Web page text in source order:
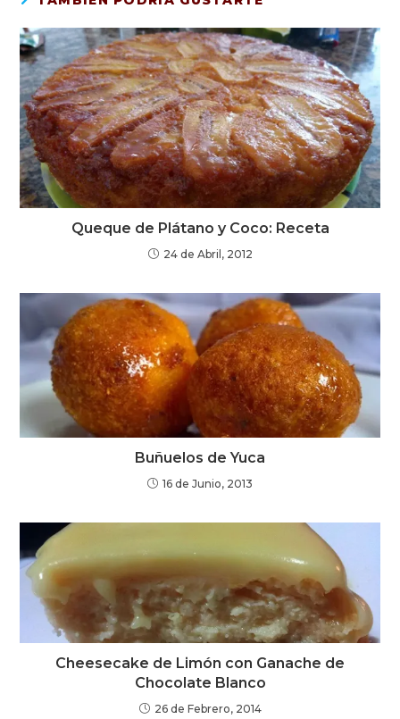
Queque de Plátano y Coco: Receta
24 de Abril, 2012
Buñuelos de Yuca
16 de Junio, 2013
Cheesecake de Limón con Ganache de
Chocolate Blanco
26 de Febrero, 2014